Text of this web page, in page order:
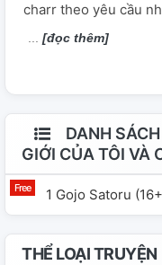
charr theo yêu cầu
[đọc thêm]
DANH
GIỚI CỦA TÔI VÀ
1 Gojo Satoru
THỂ LOẠI TRUYỆN